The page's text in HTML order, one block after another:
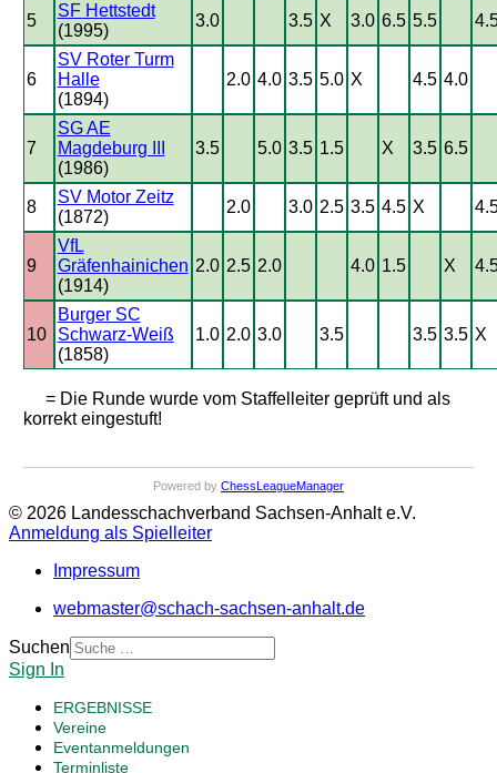
5
SF Hettstedt
(1995)
3.0 3.5 X 3.0 6.5 5.5
6
SV Roter Turm
Halle
(1894)
2.0 4.0 3.5 5.0 X 4.5 4.0
7
SG AE
Magdeburg III
(1986)
3.5 5.0 3.5 1.5 X 3.5 6.5
8
SV Motor Zeitz
(1872)
2.0 3.0 2.5 3.5 4.5 X
9
VfL
Gräfenhainichen
(1914)
2.0 2.5 2.0 4.0 1.5 X
10
Burger SC
Schwarz-Weiß
(1858)
1.0 2.0 3.0 3.5 3.5 3.5 X
= Die Runde wurde vom Staffelleiter geprüft und als
korrekt eingestuft!
Powered by ChessLeagueManager
© 2026 Landesschachverband Sachsen-Anhalt e.V.
Anmeldung als Spielleiter
Impressum
webmaster@schach-sachsen-anhalt.de
Suchen
Sign In
ERGEBNISSE
Vereine
Eventanmeldungen
Terminliste